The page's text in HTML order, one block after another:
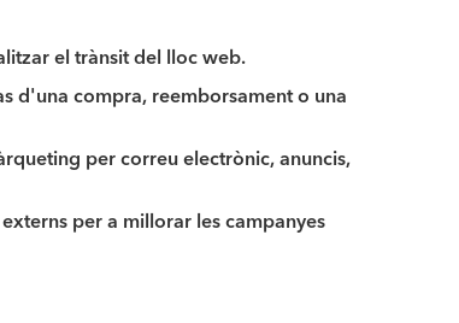
el trànsit del lloc web.
d'una compra, reemborsament o una
per correu electrònic, anuncis,
per a millorar les campanyes